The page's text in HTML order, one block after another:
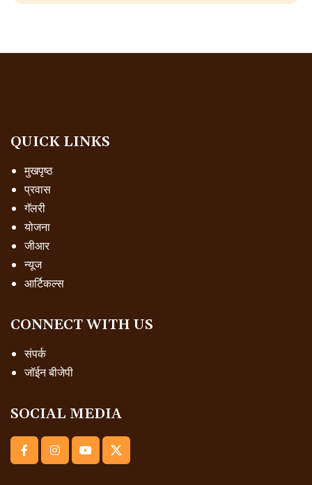
QUICK LINKS
मुखपृष्ठ
प्रवास
गॅलरी
योजना
जीआर
न्यूज
आर्टिकल्स
CONNECT WITH US
संपर्क
जॉईन बीजेपी
SOCIAL MEDIA